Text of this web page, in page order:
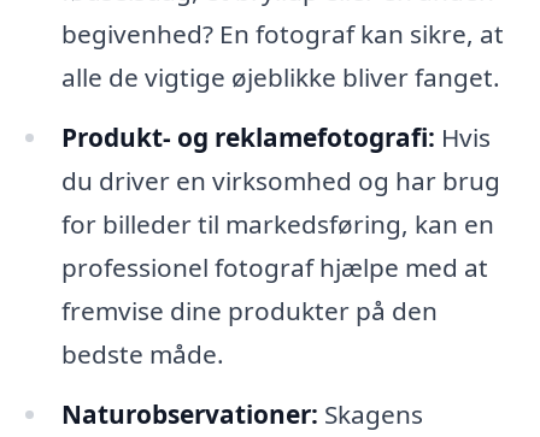
begivenhed? En fotograf kan sikre, at
alle de vigtige øjeblikke bliver fanget.
Produkt- og reklamefotografi: Hvis
du driver en virksomhed og har brug
for billeder til markedsføring, kan en
professionel fotograf hjælpe med at
fremvise dine produkter på den
bedste måde.
Naturobservationer: Skagens